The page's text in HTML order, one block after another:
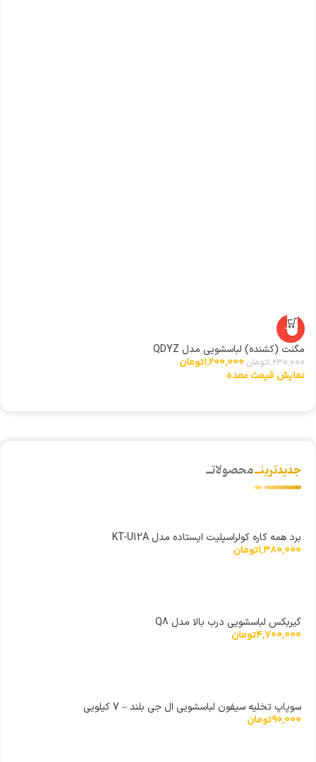
-2%
مگنت (کشنده) لباسشویی مدل QDYZ
1,230,000تومان 1,200,000تومان
نمایش قیمت عمده
جدیدترینــمحصولاتــ
برد همه کاره کولراسپلیت ایستاده مدل KT-U12A
1,380,000تومان
گیربکس لباسشویی درب بالا مدل Q8
4,700,000تومان
سوپاپ تخلیه سیفون لباسشویی ال جی بلند – 7 کیلویی
90,000تومان